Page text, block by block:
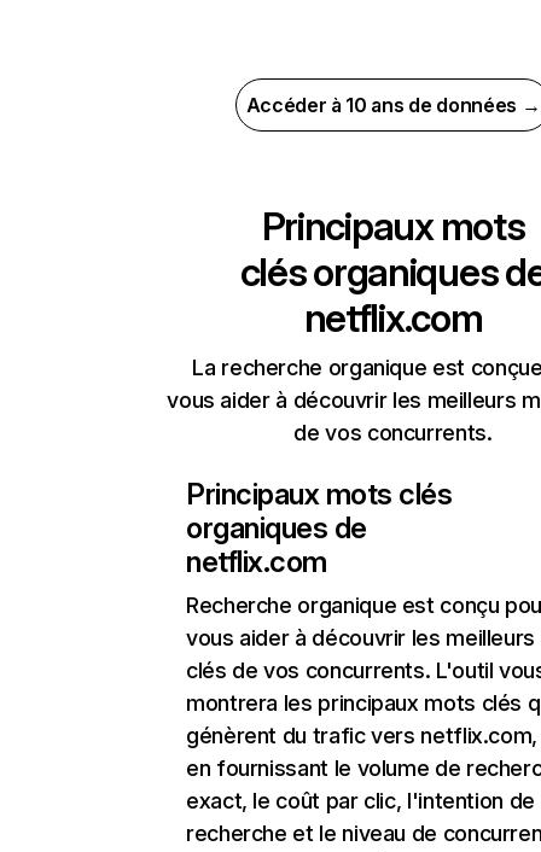
Accéder à 10 ans de données →
Principaux mots
clés organiques
netflix.com
La recherche organique est
vous aider à découvrir les meilleurs
de vos concurrents.
Principaux mots clés
organiques de
netflix.com
Recherche organique est conçu
vous aider à découvrir les
clés de vos concurrents. L'outil
montrera les principaux mots clés
génèrent du trafic vers
en fournissant le volume de
exact, le coût par clic, l'intention de
recherche et le niveau de